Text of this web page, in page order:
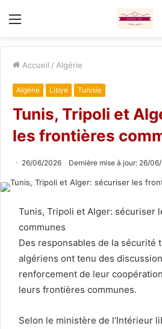
Menu
Accueil / Algérie
Algérie Libye Tunisie
Tunis, Tripoli et
les frontières
26/06/2026 Dernière mise à jour: 26/
Tunis, Tripoli et Alger: sécuriser
communes
Des responsables de la sécurité
algériens ont tenu des
renforcement de leur
leurs frontières communes.
Selon le ministère de l’Intérieur